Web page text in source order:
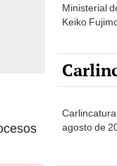
Ministerial
Keiko
agosto de